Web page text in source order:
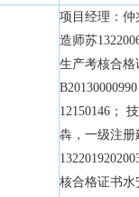
项目经理：
造师苏
生产考核合格
12150146；
犇，一级注册
核合格证书水